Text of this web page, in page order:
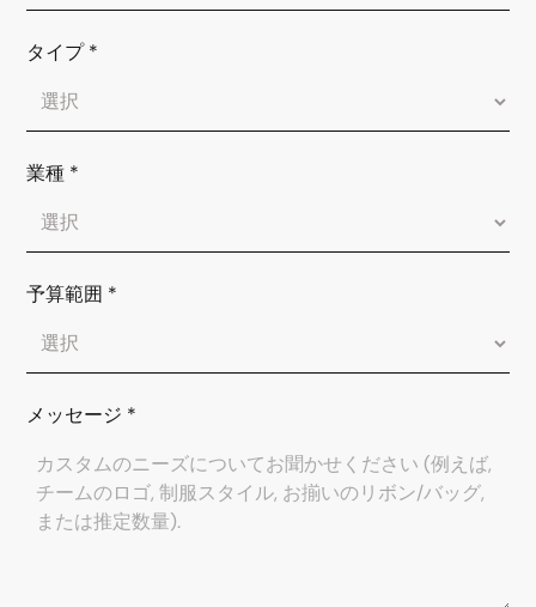
タイプ *
業種 *
予算範囲 *
メッセージ *